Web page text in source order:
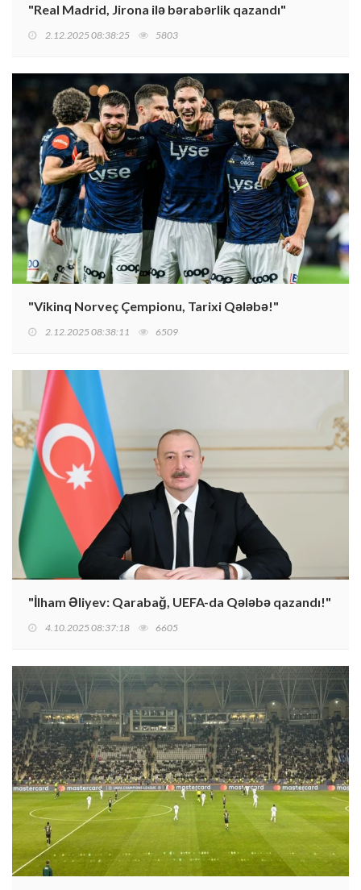
"Real Madrid, Jirona ilə bərabərlik qazandı"
2.12.2025 08:38:25 5803
"Vikinq Norveç Çempionu, Tarixi Qələbə!"
2.12.2025 08:38:11 6509
"İlham Əliyev: Qarabağ, UEFA-da Qələbə qazandı!"
4.10.2025 08:37:18 6605